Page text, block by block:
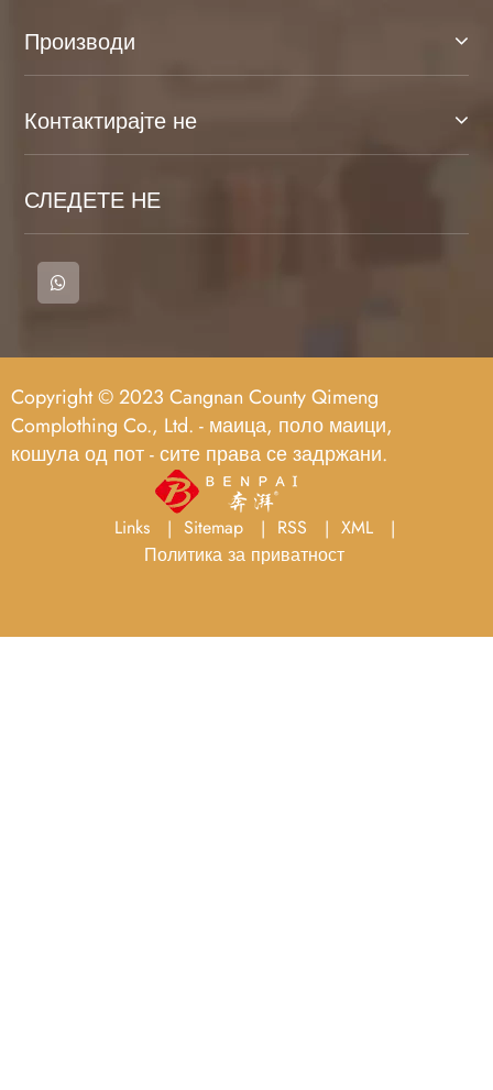
Производи
Контактирајте не
СЛЕДЕТЕ НЕ
Copyright © 2023 Cangnan County Qimeng
Complothing Co., Ltd. - маица, поло маици,
кошула од пот - сите права се задржани.
Links Sitemap RSS
XML
Политика за приватност